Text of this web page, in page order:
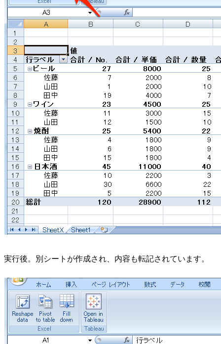
実行後。別シートが作成され、内容も転記されています。